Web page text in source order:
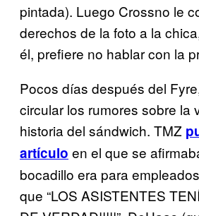
pintada). Luego Crossno le
derechos de la foto a la
él, prefiere no hablar con la
Pocos días después del
circular los rumores sobre la
historia del sándwich. TMZ
artículo en el que se
bocadillo era para
que “LOS ASISTENTES